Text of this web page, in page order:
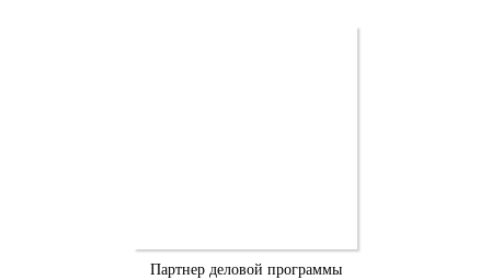
Партнер деловой программы